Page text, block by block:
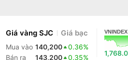
Giá vàng SJC Giá bạc
Mua vào 140,200
0.36%
Bán ra
143,200 0.35%
VNINDEX